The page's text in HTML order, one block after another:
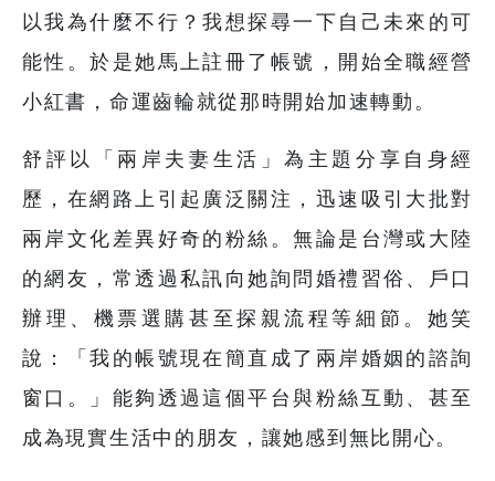
以我為什麼不行？我想探尋一下自己未來的可
能性。於是她馬上註冊了帳號，開始全職經營
小紅書，命運齒輪就從那時開始加速轉動。
舒評以「兩岸夫妻生活」為主題分享自身經
歷，在網路上引起廣泛關注，迅速吸引大批對
兩岸文化差異好奇的粉絲。無論是台灣或大陸
的網友，常透過私訊向她詢問婚禮習俗、戶口
辦理、機票選購甚至探親流程等細節。她笑
說：「我的帳號現在簡直成了兩岸婚姻的諮詢
窗口。」能夠透過這個平台與粉絲互動、甚至
成為現實生活中的朋友，讓她感到無比開心。